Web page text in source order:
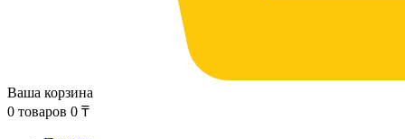
Ваша корзина
0 товаров 0 ₸